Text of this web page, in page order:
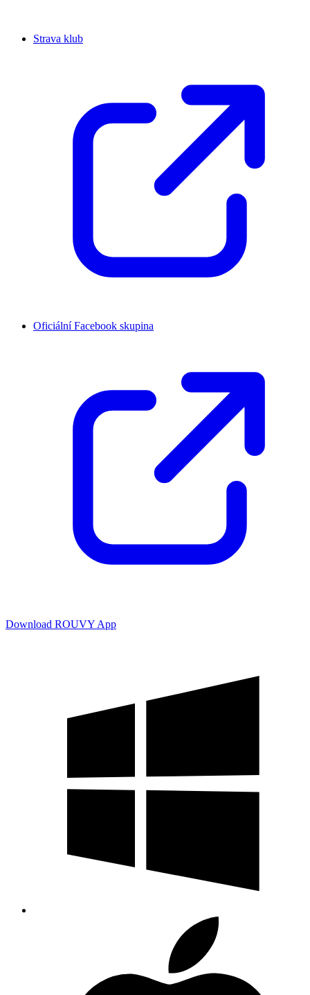
Strava klub
Oficiální Facebook skupina
Download ROUVY App